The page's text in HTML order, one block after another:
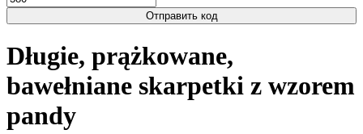
Отправить код
Długie, prążkowane,
bawełniane skarpetki z wzorem
pandy